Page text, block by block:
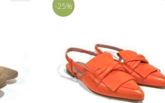
-25%